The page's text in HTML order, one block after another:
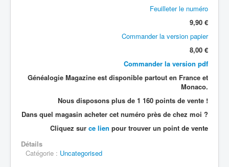
Feuilleter le numéro
9,90 €
Commander la version papier
8,00 €
Commander la version pdf
Généalogie Magazine est disponible partout en France et
Monaco.
Nous disposons plus de 1 160 points de vente !
Dans quel magasin acheter cet numéro près de chez moi ?
Cliquez sur ce lien pour trouver un point de vente
Détails
Catégorie : Uncategorised